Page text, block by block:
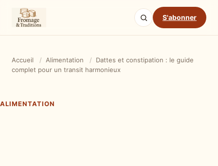
S'abonner
Accueil / Alimentation /
Dattes et constipation : le guide
complet pour un transit harmonieux
ALIMENTATION